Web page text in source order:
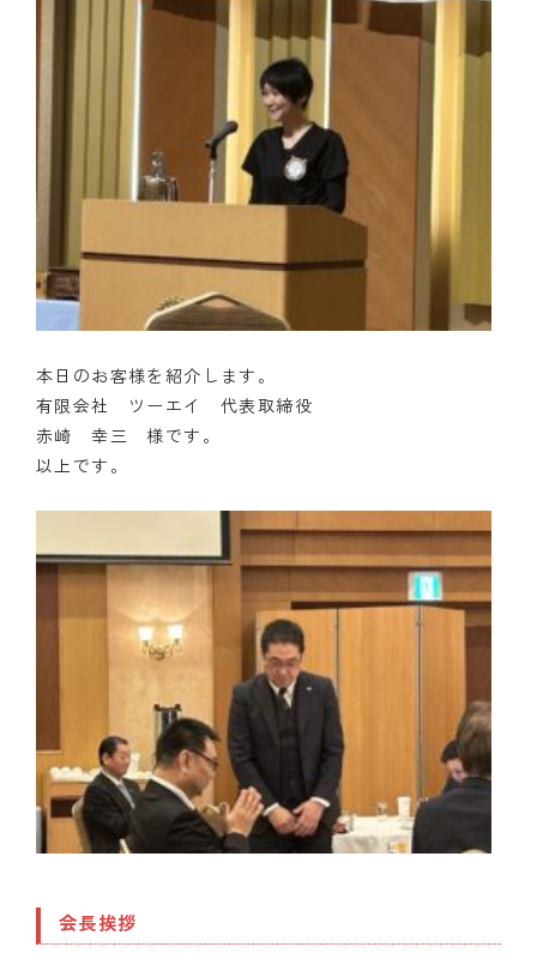
本日のお客様を紹介します。
有限会社 ツーエイ 代表取締役
赤崎 幸三 様です。
以上です。
会長挨拶